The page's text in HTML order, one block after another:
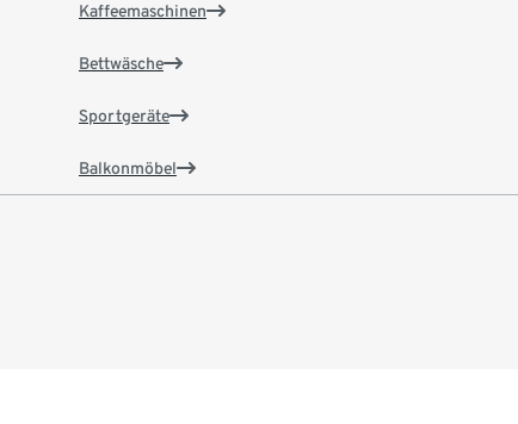
Kaffeemaschinen
Bettwäsche
Sportgeräte
Balkonmöbel